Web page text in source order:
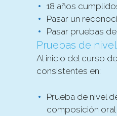
18 años
Pasar un
Pasar pruebas
Pruebas de
Al inicio del curso
consistentes en:
Prueba de nivel
composición oral